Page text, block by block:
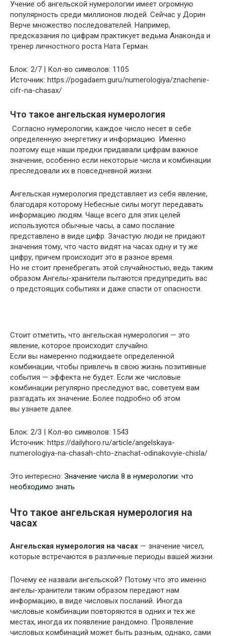
Учение об ангельской нумерологии имеет огромную
популярность среди миллионов людей. Сейчас у Дорин
Верче множество последователей. Например,
предсказания по цифрам практикует ведьма Анаконда и
тренер личностного роста Ната Герман.
Блок: 2/7 | Кол-во символов: 1105
Источник: https://pogadaem.guru/numerologiya/znachenie-
cifr-na-chasax/
Что такое ангельская нумерология
Согласно нумерологии, каждое число несет в себе
определенную энергетику и информацию. Именно
поэтому еще наши предки придавали цифрам важное
значение, особенно если некоторые числа и комбинации
преследовали их в повседневной жизни.
Ангельская нумерология представляет из себя явление,
благодаря которому Небесные силы могут передавать
информацию людям. Чаще всего для этих целей
используются обычные часы, а само послание
представлено в виде цифр. Зачастую люди не придают
значения тому, что часто видят на часах одну и ту же
цифру, причем происходит это в разное время.
Но не стоит пренебрегать этой случайностью, ведь таким
образом Ангелы-хранители пытаются предупредить вас
о предстоящих событиях и даже спасти от опасности.
Стоит отметить, что ангельская нумерология — это
явление, которое происходит случайно.
Если вы намеренно поджидаете определенной
комбинации, чтобы привлечь в свою жизнь позитивные
события — эффекта не будет. Если же числовые
комбинации регулярно преследуют вас, советуем вам
разгадать их значение. Более подробно об этом
вы узнаете далее.
Блок: 2/3 | Кол-во символов: 1543
Источник: https://dailyhoro.ru/article/angelskaya-
numerologiya-na-chasah-chto-znachat-odinakovyie-chisla/
Это интересно: Значение числа 8 в нумерологии: что
необходимо знать
Что такое ангельская нумерология на
часах
Ангельская нумерология на часах — значение чисел,
которые встречаются в различные периоды вашей жизни.
Почему ее назвали ангельской? Потому что это именно
ангелы-хранители таким образом передают нам
информацию, в виде числовых посланий. Иногда
числовые комбинации повторяются в одних и тех же
местах, иногда их появление рандомно. Проявление
числовых комбинаций может быть разным, однако, сами